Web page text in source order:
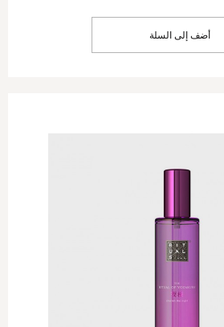
أضف إلى السلة